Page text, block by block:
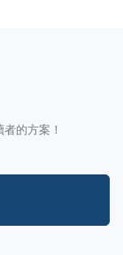
的方案！